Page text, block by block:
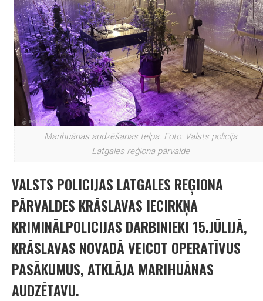
Marihuānas audzēšanas telpa. Foto: Valsts policija
Latgales reģiona pārvalde
VALSTS POLICIJAS LATGALES REĢIONA
PĀRVALDES KRĀSLAVAS IECIRKŅA
KRIMINĀLPOLICIJAS DARBINIEKI 15.JŪLIJĀ,
KRĀSLAVAS NOVADĀ VEICOT OPERATĪVUS
PASĀKUMUS, ATKLĀJA MARIHUĀNAS
AUDZĒTAVU.